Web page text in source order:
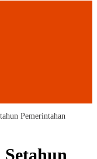
Pemerintahan